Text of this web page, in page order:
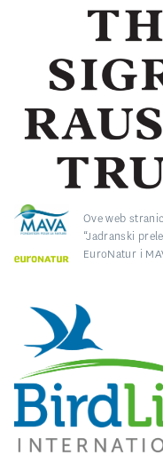
Ove web
“Jadranski
EuroNatur i